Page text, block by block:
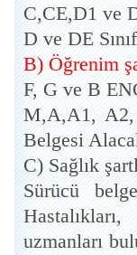
C,CE,D1 ve
D ve DE
B) Öğrenim
F, G ve B
M,A,A1, A2,
Belgesi
C) Sağlık
Sürücü
uzmanları